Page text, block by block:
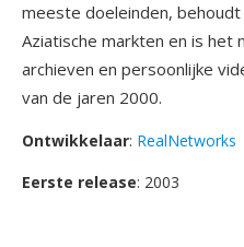
meeste doeleinden,
Aziatische markten en is het
archieven en persoonlijke
van de jaren 2000.
Ontwikkelaar: RealNetworks
Eerste release: 2003